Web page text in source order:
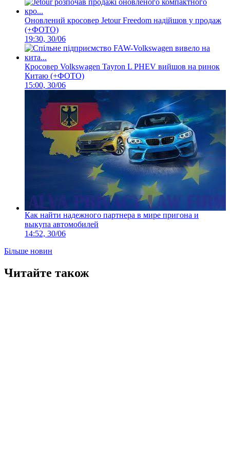
Оновлений кросовер Jetour Freedom надійшов у продаж
(+ФОТО)
19:30, 30/06
Кросовер Volkswagen Tayron L PHEV вийшов на ринок
Китаю (+ФОТО)
15:00, 30/06
Как найти надежного партнера в мире пригона и
выкупа автомобилей
14:52, 30/06
Більше новин
Читайте також